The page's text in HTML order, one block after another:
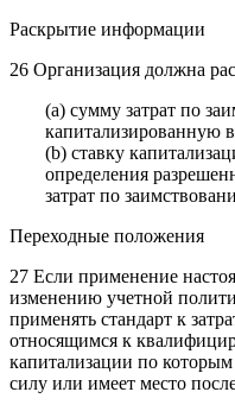
Раскрытие информации
26 Организация должна
(a) сумму затрат по
капитализированную
(b) ставку
определения
затрат по
Переходные положения
27 Если применение
изменению учетной
применять стандарт к
относящимся к
капитализации по которым
силу или имеет место